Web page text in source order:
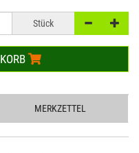
Stück
MERKZETTEL